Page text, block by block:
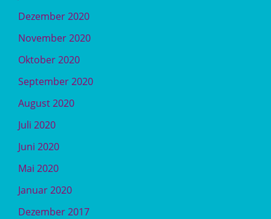
Dezember 2020
November 2020
Oktober 2020
September 2020
August 2020
Juli 2020
Juni 2020
Mai 2020
Januar 2020
Dezember 2017